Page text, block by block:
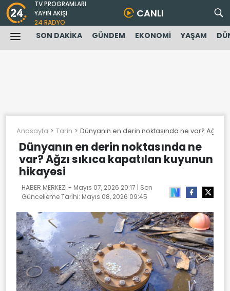
TV PROGRAMLARI
YAYIN AKIŞI
24 RADYO
CANLI
SON DAKİKA GÜNDEM EKONOMİ YAŞAM
Anasayfa Tarih Dünyanın en derin noktasında ne var? Ağzı
Dünyanın en derin noktasında ne
var? Ağzı sıkıca kapatılan kuyunun
hikayesi
HABER MERKEZİ - Mayıs 07, 2026 20:17 | Son
Güncelleme Tarihi: Mayıs 08, 2026 09:45